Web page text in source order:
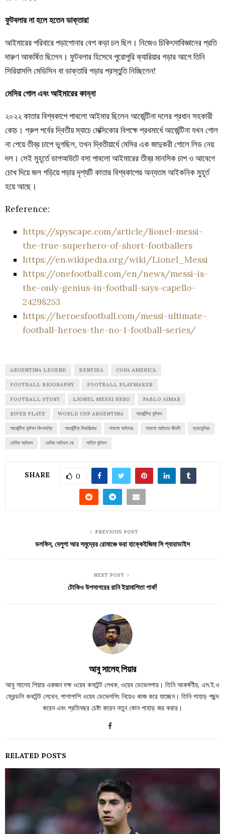
ফুটবলার না হলে হতেন ডাক্তার!
আইমারের পরিবারে পড়াশোনার বেশ কড়া চল ছিল। নিজেও চিকিৎসাবিজ্ঞানের প্রতি
দারুণ আকর্ষিত ছিলেন। ফুটবলার হিসেবে পুরোপুরি ক্যারিয়ার গড়ার আগে তিনি
সিরিয়াসলি মেডিসিন বা ডাক্তারি পড়ার প্রস্তুতি নিচ্ছিলেন!
মেসির গোল এবং আইমারের কান্না
২০২২ কাতার বিশ্বকাপে পাবলো আইমার ছিলেন আর্জেন্টিনা দলের প্রধান সহকারী
কোচ। গ্রুপ পর্বের দ্বিতীয় ম্যাচে মেক্সিকোর বিপক্ষে প্রথমার্ধে আর্জেন্টিনা যখন গোল
না পেয়ে তীব্র চাপে ভুগছিল, তখন দ্বিতীয়ার্ধে মেসির এক জাদুকরী গোলে লিড নেয়
দল। সেই মুহূর্তে ডাগআউটে বসা পাবলো আইমারের তীব্র মানসিক চাপ ও আবেগে
চোখ দিয়ে জল গড়িয়ে পড়ার দৃশ্যটি কাতার বিশ্বকাপের অন্যতম আইকনিক মুহূর্ত
হয়ে আছে।
Reference:
https://spyscape.com/article/lionel-messi-
the-true-superhero-of-short-footballers
https://en.wikipedia.org/wiki/Lionel_Messi
https://onefootball.com/en/news/messi-is-
the-only-genius-in-football-says-capello-
24298253
https://heroesfootball.com/messi-ultimate-
football-heroes-the-no-1-football-series/
ARGENTINA LEGEND BENFIKA COPA AMERICA
FOOTBALL BIOGRAPHY FOOTBALL PLAYMAKER
FOOTBALL STORY LIONEL MESSI HERO PABLO AIMAR
RIVER PLATE WORLD CUP ARGENTINA আর্জেন্টিনা ফুটবল
আর্জেন্টিনা ফুটবল কিংবদন্তি আর্জেন্টিনা মিডফিল্ডার পাবলো আইমার পাবলো আইমার জীবনী ভ্যালেন্সিয়া
মেসির আইডল মেসির আইডল কে লাতিন ফুটবল
SHARE 0
PREVIOUS POST
ডলফিন, বেলুগা আর সমুদ্রের রোমাঞ্চে ভরা হাক্কেইজিমা সি প্যারাডাইস
NEXT POST
টোকিও উপসাগরের রানি ইয়ামাশিতা পার্ক!
আবু সালেহ পিয়ার
আবু সালেহ পিয়ার একজন দক্ষ ওয়েব কনটেন্ট লেখক, ওয়েব ডেভেলপার। তিনি আকর্ষণীয়, এস.ই.ও
ফ্রেন্ডলি কনটেন্ট লেখেন, পাশাপাশি ওয়েব ডেভেলপিং নিয়েও কাজ করে যাচ্ছেন। তিনি পাহাড় পছন্দ
করেন এবং প্রতিবছর চেষ্টা করেন নতুন কোন পাহাড় জয় করার।
RELATED POSTS